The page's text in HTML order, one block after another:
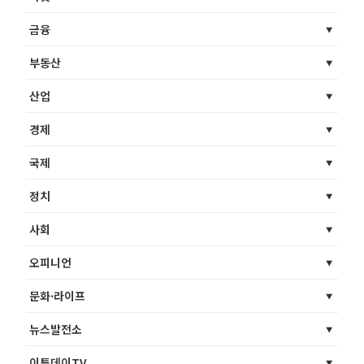
금융
부동산
산업
경제
국제
정치
사회
오피니언
문화·라이프
뉴스발전소